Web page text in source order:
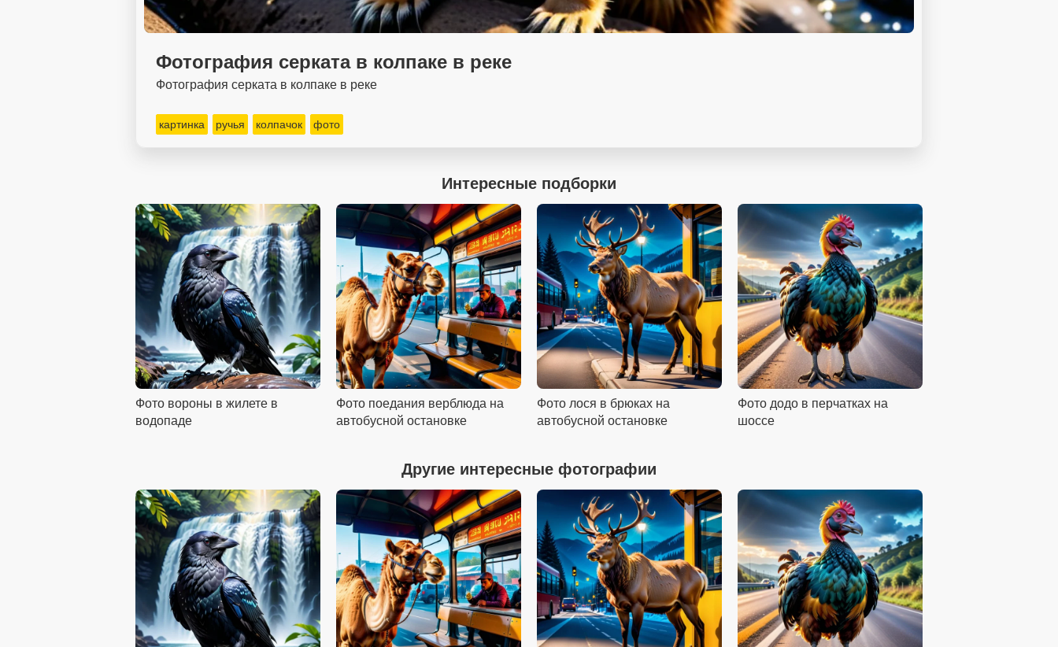
Фотография серката в колпаке в реке
Фотография серката в колпаке в реке
картинка ручья колпачок фото
Интересные подборки
Фото вороны в жилете в
водопаде
Фото поедания верблюда на
автобусной остановке
Фото лося в брюках на
автобусной остановке
Фото додо в перчатках на
шоссе
Другие интересные фотографии